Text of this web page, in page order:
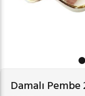
Damalı Pembe